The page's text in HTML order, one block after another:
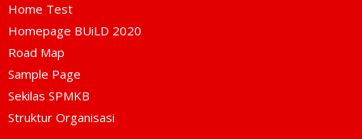
Home Test
Homepage BUiLD 2020
Road Map
Sample Page
Sekilas SPMKB
Struktur Organisasi